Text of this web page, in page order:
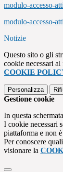
modulo-accesso-
modulo-accesso-
Notizie
Questo sito o gli
cookie necessari
COOKIE
Personalizza
Gestione cookie
In questa
I cookie necessari
piattaforma e non
Per conoscere
visionare la